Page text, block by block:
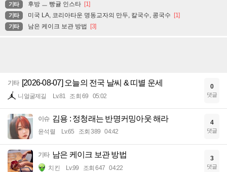
기타 후방 ㅡ 빵귤 인스타 [1]
기타 미국 LA, 코리아타운 명동교자의 만두, 칼국수, 콩국수 [1]
기타 남은 케이크 보관 방법 [3]
기타 [2026-08-07] 오늘의 전국 날씨 & 띠별 운세
니얼굴제길 Lv.81 조회 69 05:02
0
댓글
이슈 김용 : 정청래는 반명커밍아웃 해라
윤석렬 Lv.65 조회 389 04:42
4
댓글
기타 남은 케이크 보관 방법
치킨 Lv.99 조회 647 04:22
3
댓글